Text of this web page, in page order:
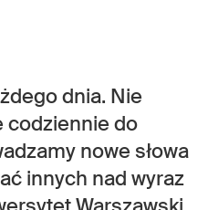
dnia. Nie
codziennie do
nowe słowa
innych nad wyraz